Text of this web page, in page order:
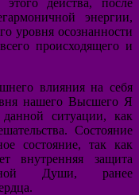
энергии,
уровня осознанности
происходящего и
влияния на себя
нашего Высшего Я
ситуации, как
Состояние
состояние, так как
внутренняя защита
Души, ранее